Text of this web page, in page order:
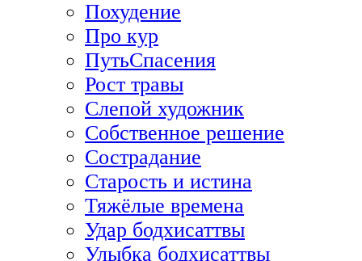
Похудение
Про кур
ПутьСпасения
Рост травы
Слепой художник
Собственное решение
Сострадание
Старость и истина
Тяжёлые времена
Удар бодхисаттвы
Улыбка бодхисаттвы